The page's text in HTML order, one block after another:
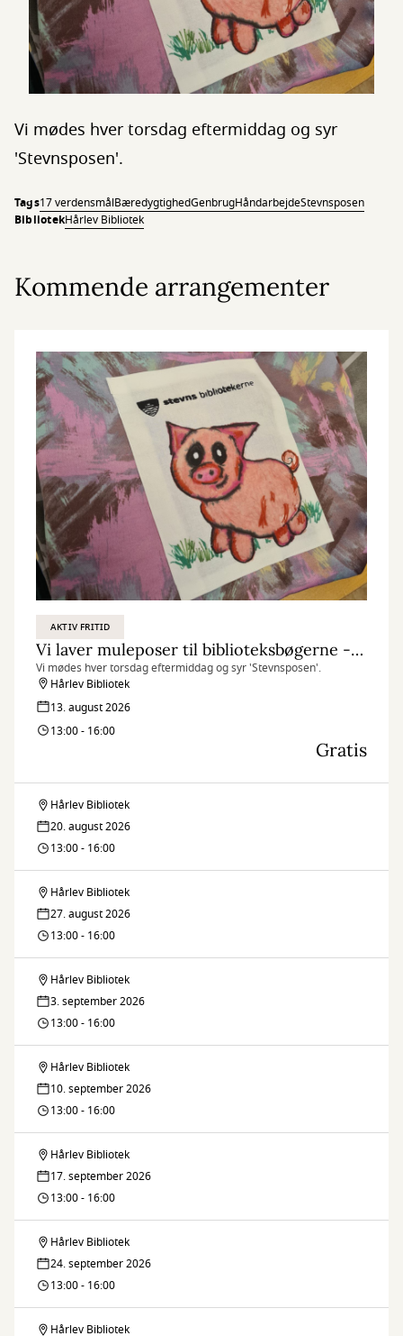
Vi mødes hver torsdag eftermiddag og syr
'Stevnsposen'.
Tags17 verdensmålBæredygtighedGenbrugHåndarbejdeStevnsposen
BibliotekHårlev Bibliotek
Kommende arrangementer
AKTIV FRITID
Vi laver muleposer til biblioteksbøgerne - i Hårlev
Vi mødes hver torsdag eftermiddag og syr 'Stevnsposen'.
Hårlev Bibliotek
13. august 2026
13:00 - 16:00
Gratis
Vi
laver
til
biblioteksbøgerne
-
i
Hårlev
Hårlev Bibliotek
20. august 2026
13:00 - 16:00
Vi
laver
til
biblioteksbøgerne
-
i
Hårlev
Hårlev Bibliotek
27. august 2026
13:00 - 16:00
Vi
laver
til
biblioteksbøgerne
-
i
Hårlev
Hårlev Bibliotek
3. september 2026
13:00 - 16:00
Vi
laver
til
biblioteksbøgerne
-
i
Hårlev
Hårlev Bibliotek
10. september 2026
13:00 - 16:00
Vi
laver
til
biblioteksbøgerne
-
Hårlev Bibliotek
17. september 2026
13:00 - 16:00
Vi
laver
Hårlev Bibliotek
24. september 2026
13:00 - 16:00
Hårlev Bibliotek